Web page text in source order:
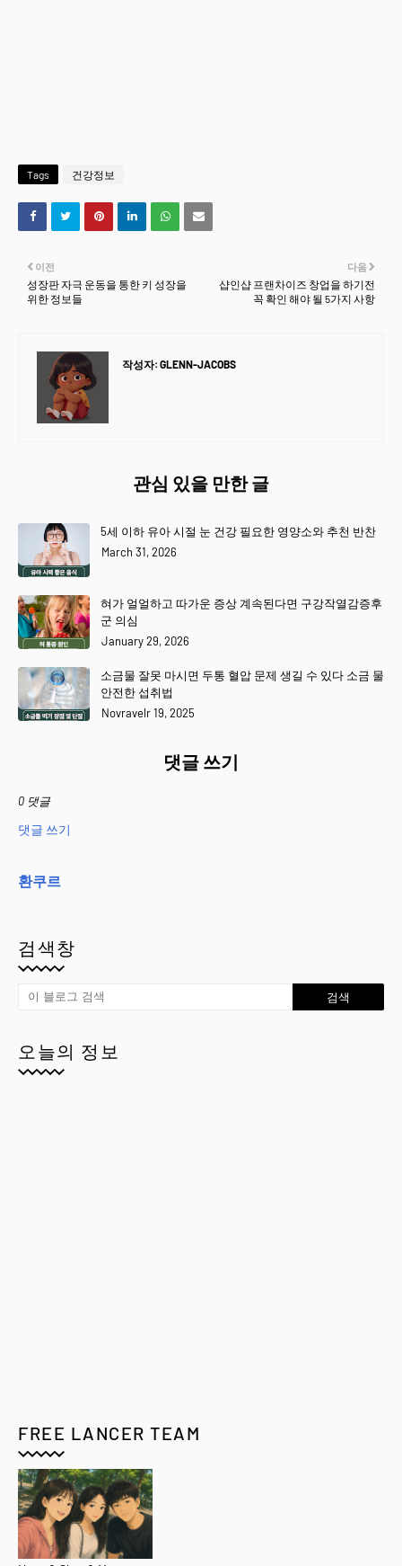
Tags 건강정보
다음
샵인샵 프랜차이즈 창업을 하기전
꼭 확인 해야 될 5가지 사항
이전
성장판 자극 운동을 통한 키 성장을
위한 정보들
작성자: GLENN-JACOBS
관심 있을 만한 글
5세 이하 유아 시절 눈 건강 필요한 영양소와 추천 반찬
March 31, 2026
혀가 얼얼하고 따가운 증상 계속된다면 구강작열감증후
군 의심
January 29, 2026
소금물 잘못 마시면 두통 혈압 문제 생길 수 있다 소금 물
안전한 섭취법
Novravelr 19, 2025
댓글 쓰기
0 댓글
댓글 쓰기
환쿠르
검색창
오늘의 정보
FREE LANCER TEAM